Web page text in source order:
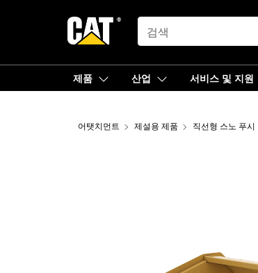
SEARCH
제품 산업 서비스 및 지원
어탯치먼트 제설용 제품 직선형 스노 푸시